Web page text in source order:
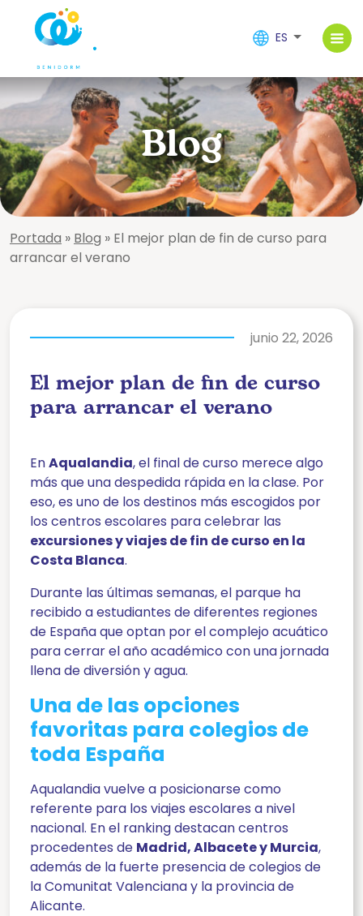
ES
Blog
Portada » Blog » El mejor plan de fin de curso para
arrancar el verano
junio 22, 2026
El mejor plan de fin de curso
para arrancar el verano
EnAqualandia, el final de curso merece algo
más que una despedida rápida en la clase. Por
eso, es uno de los destinos más escogidos por
los centros escolares para celebrar las
excursiones y viajes de fin de curso en la
Costa Blanca.
Durante las últimas semanas, el parque ha
recibido a estudiantes de diferentes regiones
de España que optan por el complejo acuático
para cerrar el año académico con una jornada
llena de diversión y agua.
Una de las opciones
favoritas para colegios de
toda España
Aqualandia vuelve a posicionarse como
referente para los viajes escolares a nivel
nacional. En el ranking destacan centros
procedentes de Madrid, Albacete y Murcia,
además de la fuerte presencia de colegios de
la Comunitat Valenciana y la provincia de
Alicante.